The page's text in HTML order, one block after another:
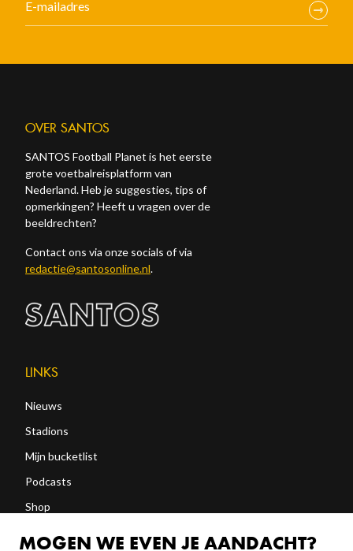
OVER SANTOS
SANTOS Football Planet is het eerste
grote voetbalreisplatform van
Nederland. Heb je suggesties, tips of
opmerkingen? Heeft u vragen over de
beeldrechten?
Contact ons via onze socials of via
redactie@santosonline.nl.
LINKS
Nieuws
Stadions
Mijn bucketlist
Podcasts
Shop
MOGEN WE EVEN JE AANDACHT?